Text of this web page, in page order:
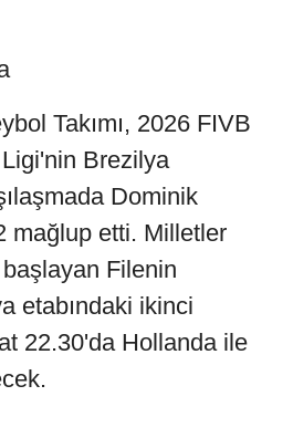
Takımı, 2026 FIVB
Brezilya
Dominik
mağlup etti. Milletler
Filenin
etabındaki ikinci
22.30'da Hollanda ile